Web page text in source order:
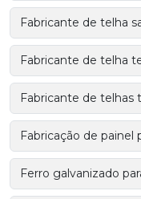
Fabricante de telha
Fabricante de telha
Fabricante de telhas
Fabricação de painel
Ferro galvanizado